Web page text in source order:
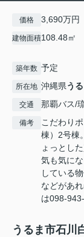
価格 3,690万円
建物面積108.48㎡
築年数 予定
所在地 沖縄県う
交通 那覇バス/
備考
こだわり
棟）2号棟
ょっとし
気も気に
している
などがあ
は098-
うるま市石川